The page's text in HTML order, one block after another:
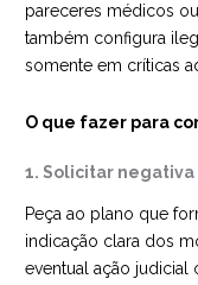
pareceres médicos
também configura
somente em críticas
O que fazer para
1. Solicitar
Peça ao plano que
indicação clara dos
eventual ação judicial